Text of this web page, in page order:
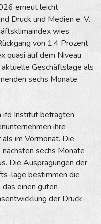
erneut leicht
Druck und Medien e. V.
wies
von 1,4 Prozent
quasi auf dem Niveau
Geschäftslage als
sechs Monate
Institut befragten
ihre
im Vormonat. Die
nächsten sechs Monate
Die Ausprägungen der
lage bestimmen die
einen guten
der Druck-